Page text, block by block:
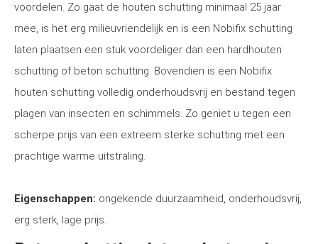
voordelen. Zo gaat de houten schutting minimaal 25 jaar
mee, is het erg milieuvriendelijk en is een Nobifix schutting
laten plaatsen een stuk voordeliger dan een hardhouten
schutting of beton schutting. Bovendien is een Nobifix
houten schutting volledig onderhoudsvrij en bestand tegen
plagen van insecten en schimmels. Zo geniet u tegen een
scherpe prijs van een extreem sterke schutting met een
prachtige warme uitstraling.
Eigenschappen: ongekende duurzaamheid, onderhoudsvrij,
erg sterk, lage prijs.